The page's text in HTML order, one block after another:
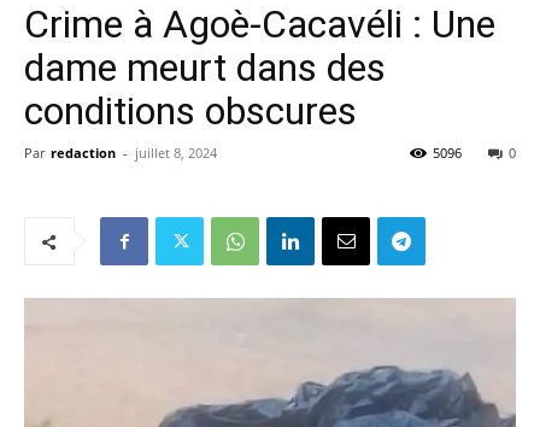
Crime à Agoè-Cacavéli : Une
dame meurt dans des
conditions obscures
Par redaction - juillet 8, 2024 0
5096